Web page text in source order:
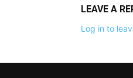
LEAVE A
Log in to